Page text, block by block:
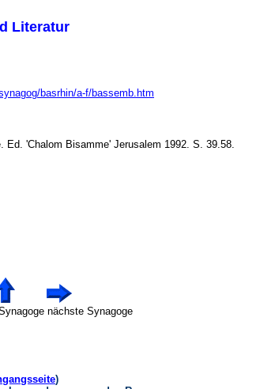
Literatur
basrhin/a-f/bassemb.htm
Ed. 'Chalom Bisamme' Jerusalem 1992. S. 39.58.
Synagoge nächste Synagoge
)